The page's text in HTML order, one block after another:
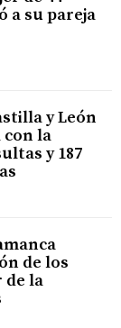
a su pareja
y León
con la
y 187
de los
de la